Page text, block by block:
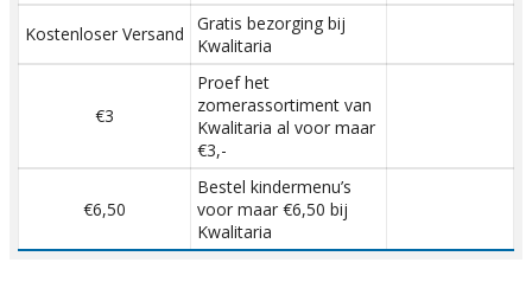
Kostenloser Versand
Gratis bezorging bij
Kwalitaria
€3
Proef het
zomerassortiment van
Kwalitaria al voor maar
€3,-
€6,50
Bestel kindermenu’s
voor maar €6,50 bij
Kwalitaria